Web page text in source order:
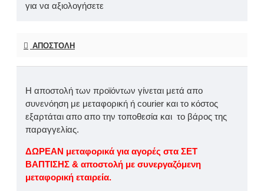
για να αξιολογήσετε
ΑΠΟΣΤΟΛΉ
Η αποστολή των προϊόντων γίνεται μετά απο
συνενόηση με μεταφορική ή courier και το κόστος
εξαρτάται απο απο την τοποθεσία και το βάρος της
παραγγελίας.
ΔΩΡΕΑΝ μεταφορικά για αγορές στα ΣΕΤ
ΒΑΠΤΙΣΗΣ & αποστολή με συνεργαζόμενη
μεταφορική εταιρεία.